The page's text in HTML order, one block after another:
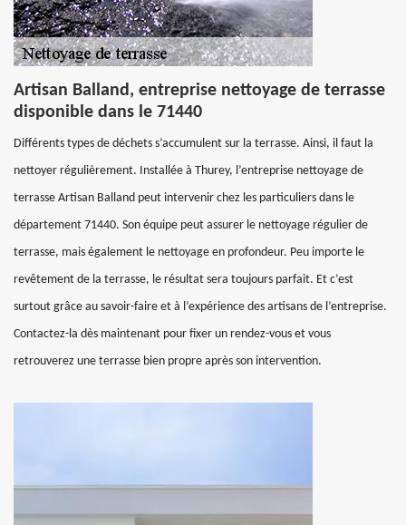
Artisan Balland, entreprise nettoyage de terrasse
disponible dans le 71440
Différents types de déchets s’accumulent sur la terrasse. Ainsi, il faut la
nettoyer régulièrement. Installée à Thurey, l’entreprise nettoyage de
terrasse Artisan Balland peut intervenir chez les particuliers dans le
département 71440. Son équipe peut assurer le nettoyage régulier de
terrasse, mais également le nettoyage en profondeur. Peu importe le
revêtement de la terrasse, le résultat sera toujours parfait. Et c’est
surtout grâce au savoir-faire et à l’expérience des artisans de l’entreprise.
Contactez-la dès maintenant pour fixer un rendez-vous et vous
retrouverez une terrasse bien propre après son intervention.